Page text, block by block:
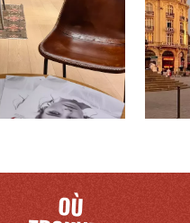
OÙ
TROUVER